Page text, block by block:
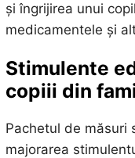
și îngrijirea unui
medicamentele și
Stimulente
copiii din
Pachetul de măsuri
majorarea